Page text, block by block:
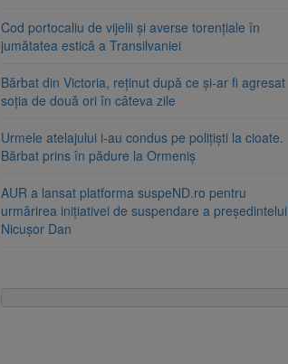
Cod portocaliu de vijelii și averse torențiale în
jumătatea estică a Transilvaniei
Bărbat din Victoria, reținut după ce și-ar fi agresat
soția de două ori în câteva zile
Urmele atelajului i-au condus pe polițiști la cioate.
Bărbat prins în pădure la Ormeniș
AUR a lansat platforma suspeND.ro pentru
urmărirea inițiativei de suspendare a președintelui
Nicușor Dan